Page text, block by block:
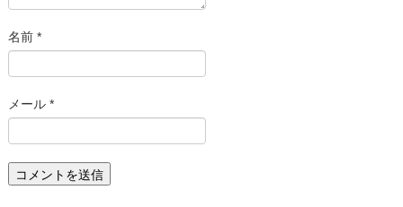
名前 *
メール *